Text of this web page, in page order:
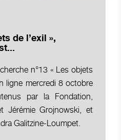
de l’exil »,
n°13 « Les objets
ligne mercredi 8 octobre
par la Fondation,
Jérémie Grojnowski, et
Galitzine-Loumpet.